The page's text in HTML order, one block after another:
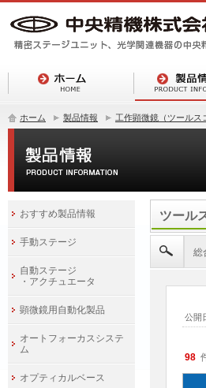
ホーム 製品情報 工作顕微鏡（ツールス
ツール
総
公開
98
おすすめ製品情報
手動ステージ
自動ステージ
・アクチュエータ
顕微鏡用自動化製品
オートフォーカスシステ
ム
オプティカルベース